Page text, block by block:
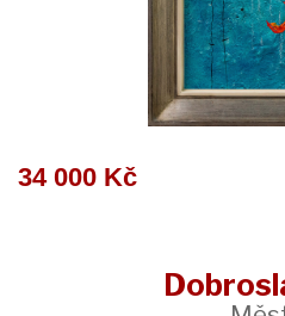
34 000 Kč